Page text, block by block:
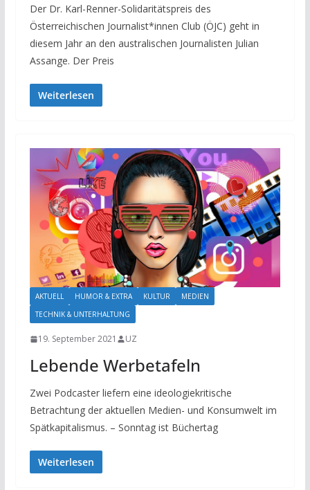
Der Dr. Karl-Renner-Solidaritätspreis des
Österreichischen Journalist*innen Club (ÖJC) geht in
diesem Jahr an den australischen Journalisten Julian
Assange. Der Preis
Weiterlesen
AKTUELL HUMOR & EXTRA KULTUR
MEDIEN
TECHNIK & UNTERHALTUNG
19. September 2021 UZ
Lebende Werbetafeln
Zwei Podcaster liefern eine ideologiekritische
Betrachtung der aktuellen Medien- und Konsumwelt im
Spätkapitalismus. – Sonntag ist Büchertag
Weiterlesen